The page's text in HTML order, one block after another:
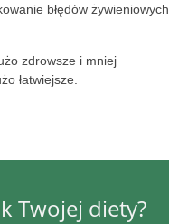
błędów żywieniowych
zdrowsze i mniej
łatwiejsze.
Twojej diety?